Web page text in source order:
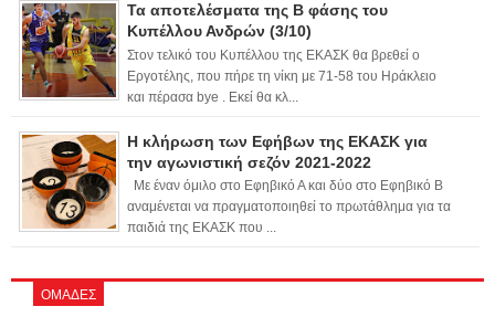
Τα αποτελέσματα της Β φάσης του
Κυπέλλου Ανδρών (3/10)
Στον τελικό του Κυπέλλου της ΕΚΑΣΚ θα βρεθεί ο
Εργοτέλης, που πήρε τη νίκη με 71-58 του Ηράκλειο
και πέρασα bye . Εκεί θα κλ...
Η κλήρωση των Εφήβων της ΕΚΑΣΚ για
την αγωνιστική σεζόν 2021-2022
Με έναν όμιλο στο Εφηβικό Α και δύο στο Εφηβικό Β
αναμένεται να πραγματοποιηθεί το πρωτάθλημα για τα
παιδιά της ΕΚΑΣΚ που ...
ΟΜΑΔΕΣ